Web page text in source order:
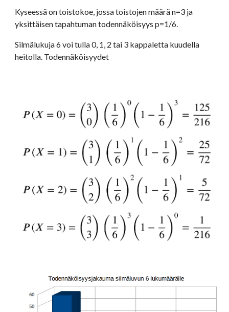
Kyseessä on toistokoe, jossa toistojen määrä n=3 ja
yksittäisen tapahtuman todennäköisyys p=1/6.
Silmälukuja 6 voi tulla 0, 1, 2 tai 3 kappaletta kuudella
heitolla. Todennäköisyydet